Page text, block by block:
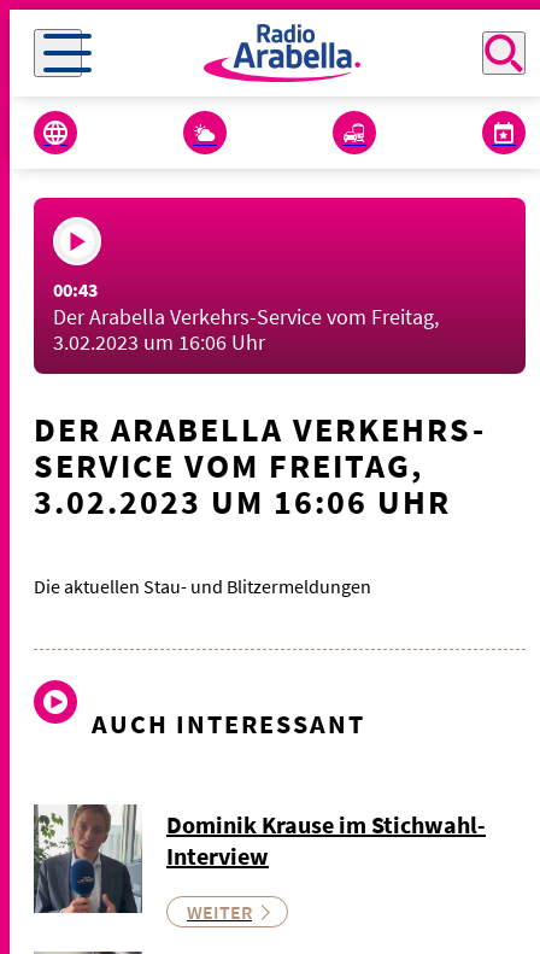
00:43
Der Arabella Verkehrs-Service vom Freitag,
3.02.2023 um 16:06 Uhr
DER ARABELLA VERKEHRS-
SERVICE VOM FREITAG,
3.02.2023 UM 16:06 UHR
Die aktuellen Stau- und Blitzermeldungen
AUCH INTERESSANT
Dominik Krause im Stichwahl-
Interview
WEITER